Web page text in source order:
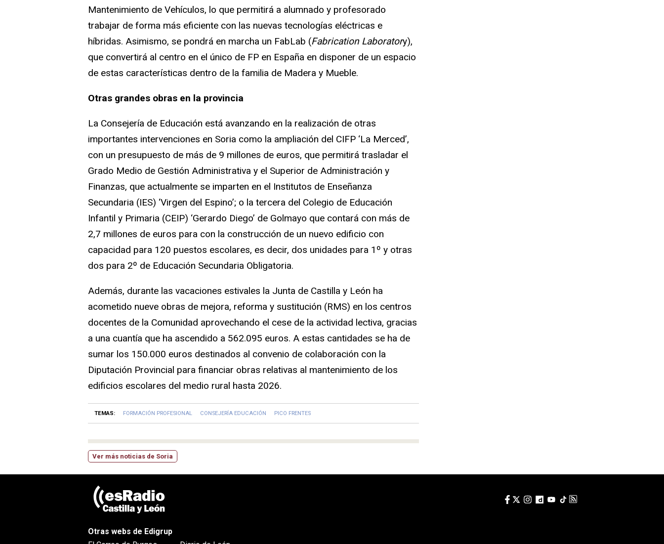
Mantenimiento de Vehículos, lo que permitirá a alumnado y profesorado
trabajar de forma más eficiente con las nuevas tecnologías eléctricas e
híbridas. Asimismo, se pondrá en marcha un FabLab (Fabrication Laboratory),
que convertirá al centro en el único de FP en España en disponer de un espacio
de estas características dentro de la familia de Madera y Mueble.
Otras grandes obras en la provincia
La Consejería de Educación está avanzando en la realización de otras
importantes intervenciones en Soria como la ampliación del CIFP ‘La Merced’,
con un presupuesto de más de 9 millones de euros, que permitirá trasladar el
Grado Medio de Gestión Administrativa y el Superior de Administración y
Finanzas, que actualmente se imparten en el Institutos de Enseñanza
Secundaria (IES) ‘Virgen del Espino’; o la tercera del Colegio de Educación
Infantil y Primaria (CEIP) ‘Gerardo Diego’ de Golmayo que contará con más de
2,7 millones de euros para con la construcción de un nuevo edificio con
capacidad para 120 puestos escolares, es decir, dos unidades para 1º y otras
dos para 2º de Educación Secundaria Obligatoria.
Además, durante las vacaciones estivales la Junta de Castilla y León ha
acometido nueve obras de mejora, reforma y sustitución (RMS) en los centros
docentes de la Comunidad aprovechando el cese de la actividad lectiva, gracias
a una cuantía que ha ascendido a 562.095 euros. A estas cantidades se ha de
sumar los 150.000 euros destinados al convenio de colaboración con la
Diputación Provincial para financiar obras relativas al mantenimiento de los
edificios escolares del medio rural hasta 2026.
TEMAS: FORMACIÓN PROFESIONAL CONSEJERÍA EDUCACIÓN PICO FRENTES
Ver más noticias de Soria
Otras webs de Edigrup